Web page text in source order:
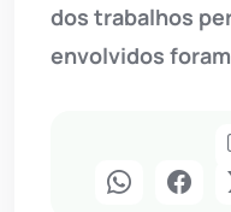
dos trabalhos
envolvidos